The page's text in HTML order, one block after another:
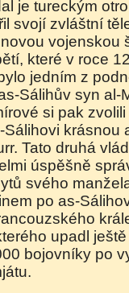
je tureckým
svojí zvláštní
vojenskou
které v roce
jedním z
Sálihův syn al-
si pak
Sálihovi krásnou
Tato druhá
úspěšně
svého
po as-
upadl
bojovníky po